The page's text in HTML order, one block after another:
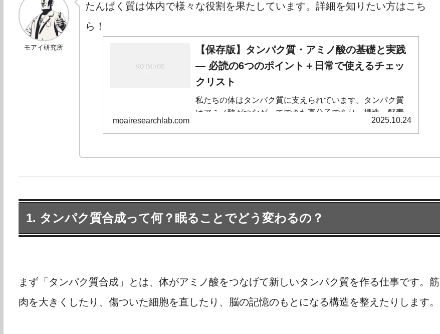
モアイ研究所
たんぱく質は体内で様々な役割を果たしています。詳細を知りたい方はこち
ら！
【保存版】タンパク質・アミノ酸の基礎と実践
— 必読の6つのポイント＋日常で使えるチェッ
クリスト
私たちの体はタンパク質に支えられています。タンパク質
はアミノ酸がつながってできた高分子であり、構造・酵素
活性・情報伝達・免疫など、生物学的機能のほとんどを担
moairesearchlab.com 2025.10.24
1. タンパク質合成って何？眠ることでどう変わるの？
まず「タンパク質合成」とは、体がアミノ酸をつなげて新しいタンパク質を作る仕事です。筋
肉を大きくしたり、傷ついた細胞を直したり、脳の記憶のもとになる構造を整えたりします。